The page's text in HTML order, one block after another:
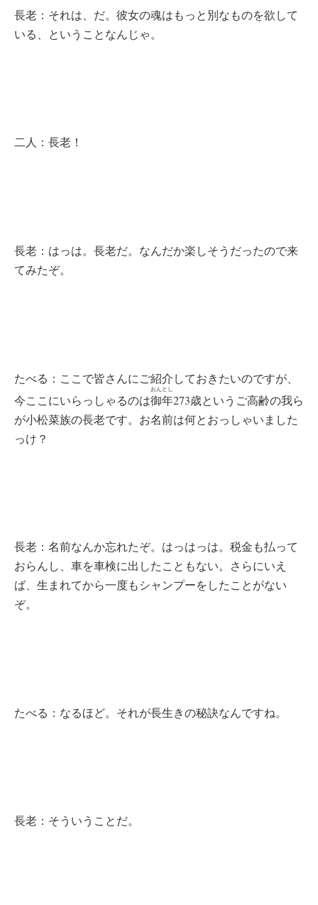
長老：それは、だ。彼女の魂はもっと別なものを欲して
いる、ということなんじゃ。
二人：長老！
長老：はっは。長老だ。なんだか楽しそうだったので来
てみたぞ。
たべる：ここで皆さんにご紹介しておきたいのですが、
今ここにいらっしゃるのは御年
おんとし
273歳というご高齢の我ら
が小松菜族の長老です。お名前は何とおっしゃいました
っけ？
長老：名前なんか忘れたぞ。はっはっは。税金も払って
おらんし、車を車検に出したこともない。さらにいえ
ば、生まれてから一度もシャンプーをしたことがない
ぞ。
たべる：なるほど。それが長生きの秘訣なんですね。
長老：そういうことだ。